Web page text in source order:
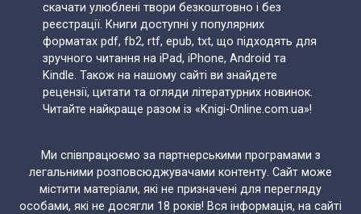
скачати улюблені твори безкоштовно і без
реєстрації. Книги доступні у популярних
форматах pdf, fb2, rtf, epub, txt, що підходять для
зручного читання на iPad, iPhone, Android та
Kindle. Також на нашому сайті ви знайдете
рецензії, цитати та огляди літературних новинок.
Читайте найкраще разом із «Knigi-Online.com.ua»!
Ми співпрацюємо за партнерськими програмами з
легальними розповсюджувачами контенту. Сайт може
містити матеріали, які не призначені для перегляду
особами, які не досягли 18 років! Вся інформація, на сайті